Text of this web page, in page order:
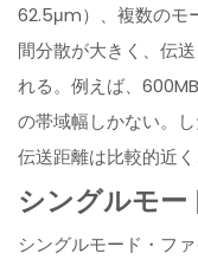
62.5μm）、複数のモ
間分散が大きく、伝
れる。例えば、
の帯域幅しかない。
伝送距離は比較的近
シングルモ
シングルモード・フ